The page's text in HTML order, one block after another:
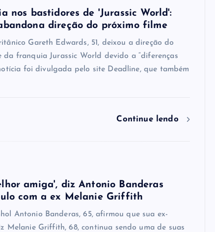
nos bastidores de 'Jurassic World':
direção do próximo filme
Gareth Edwards, 51, deixou a direção do
da franquia Jurassic World devido a “diferenças
foi divulgada pelo site Deadline, que também
Continue lendo
amiga', diz Antonio Banderas
com a ex Melanie Griffith
Antonio Banderas, 65, afirmou que sua ex-
Melanie Griffith, 68, continua sendo uma de suas